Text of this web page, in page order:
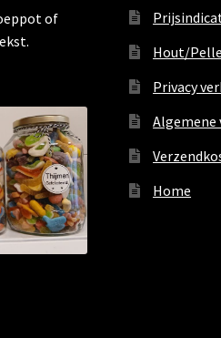
of
Hout/
Privacy
Algemene
Home